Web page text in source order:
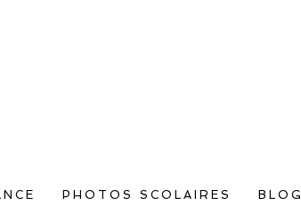
PHOTOS SCOLAIRES BLOG